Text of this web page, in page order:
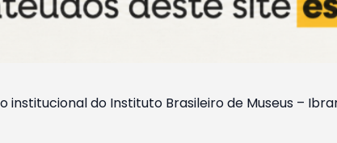
institucional do Instituto Brasileiro de Museus –